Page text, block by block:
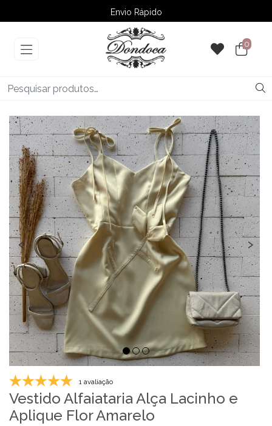
Envio Rápido
➚ Ofertas– Até 60% OFF
0
‹ ›
1 avaliação
Vestido Alfaiataria Alça Lacinho e
Aplique Flor Amarelo